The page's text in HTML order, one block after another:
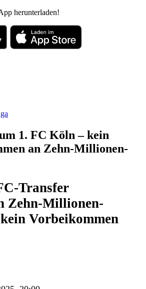
herunterladen!
1. FC Köln – kein
an Zehn-Millionen-
Transfer
Zehn-Millionen-
Vorbeikommen